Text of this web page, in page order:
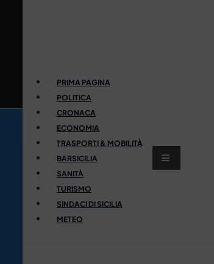
PRIMA PAGINA
POLITICA
CRONACA
ECONOMIA
TRASPORTI & MOBILITÀ
BARSICILIA
SANITÀ
TURISMO
SINDACI DI SICILIA
METEO